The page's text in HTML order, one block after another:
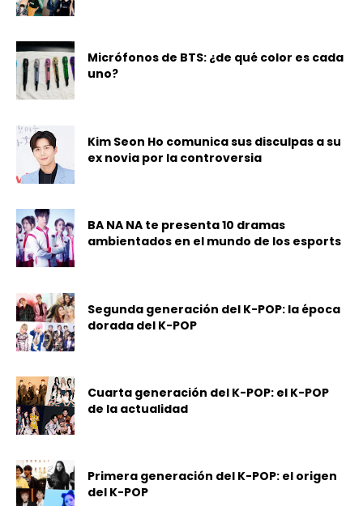
Micrófonos de BTS: ¿de qué color es cada
uno?
Kim Seon Ho comunica sus disculpas a su
ex novia por la controversia
BA NA NA te presenta 10 dramas
ambientados en el mundo de los esports
Segunda generación del K-POP: la época
dorada del K-POP
Cuarta generación del K-POP: el K-POP
de la actualidad
Primera generación del K-POP: el origen
del K-POP